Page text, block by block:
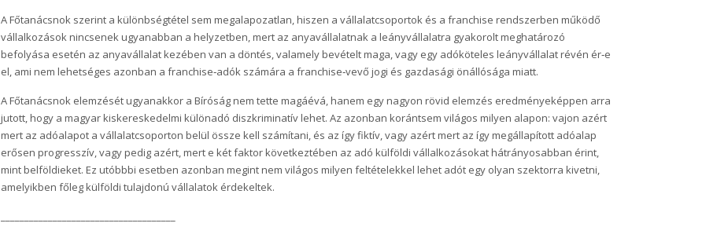
A Főtanácsnok szerint a különbségtétel sem megalapozatlan, hiszen a vállalatcsoportok és a franchise rendszerben működő
vállalkozások nincsenek ugyanabban a helyzetben, mert az anyavállalatnak a leányvállalatra gyakorolt meghatározó
befolyása esetén az anyavállalat kezében van a döntés, valamely bevételt maga, vagy egy adóköteles leányvállalat révén ér‑e
el, ami nem lehetséges azonban a franchise‑adók számára a franchise‑vevő jogi és gazdasági önállósága miatt.
A Főtanácsnok elemzését ugyanakkor a Bíróság nem tette magáévá, hanem egy nagyon rövid elemzés eredményeképpen arra
jutott, hogy a magyar kiskereskedelmi különadó diszkriminatív lehet. Az azonban korántsem világos milyen alapon: vajon azért
mert az adóalapot a vállalatcsoporton belül össze kell számítani, és az így fiktív, vagy azért mert az így megállapított adóalap
erősen progresszív, vagy pedig azért, mert e két faktor következtében az adó külföldi vállalkozásokat hátrányosabban érint,
mint belföldieket. Ez utóbbbi esetben azonban megint nem világos milyen feltételekkel lehet adót egy olyan szektorra kivetni,
amelyikben főleg külföldi tulajdonú vállalatok érdekeltek.